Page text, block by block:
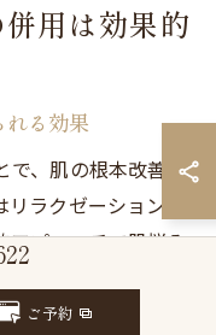
用は効果的
る効果
で、肌の根本改善が
ラクゼーションや
アプローチで肌悩み
例えば、エステで
科で気になるシミ
ご予約